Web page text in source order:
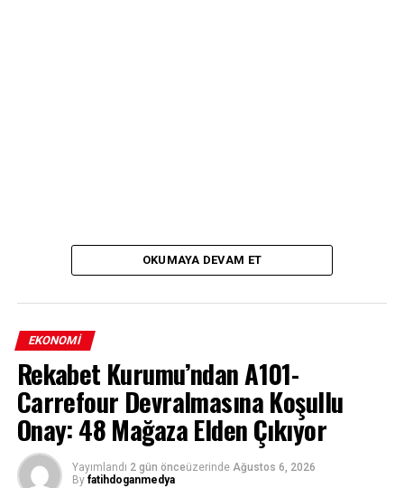
OKUMAYA DEVAM ET
EKONOMI
Rekabet Kurumu’ndan A101-
Carrefour Devralmasına Koşullu
Onay: 48 Mağaza Elden Çıkıyor
Yayımlandı 2 gün önceüzerinde Ağustos 6, 2026
By fatihdoganmedya